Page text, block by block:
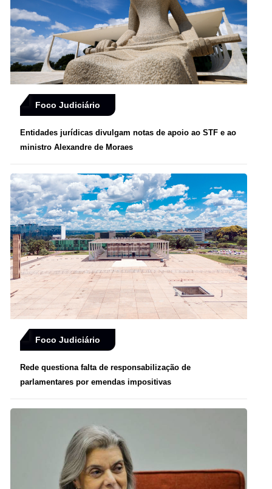
Foco Judiciário
Entidades jurídicas divulgam notas de apoio ao STF e ao
ministro Alexandre de Moraes
Foco Judiciário
Rede questiona falta de responsabilização de
parlamentares por emendas impositivas